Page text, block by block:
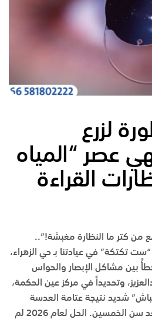
لزرع
عصر “المياه
القراءة
من كتر ما النظارة مغبشة!”..
تكتكة” في عيادتنا بـحي الزهراء،
بين مشاكل الإبصار والحواس
، وتحديداً في مركز عين الحكمة،
شديد نتيجة عتامة العدسة
الطبيعية (المياه البيضاء) بعد سن الخمسين. الحل لعام 2026 لم